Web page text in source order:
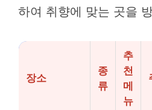
하여 취향에 맞는 곳을
장소
종
류
추
천
메
뉴